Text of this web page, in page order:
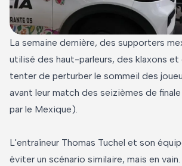
La semaine dernière, des supporters
utilisé des haut-parleurs, des klaxons
tenter de perturber le sommeil des
avant leur match des seizièmes de
par le Mexique).
L'entraîneur Thomas Tuchel et son
éviter un scénario similaire, mais en